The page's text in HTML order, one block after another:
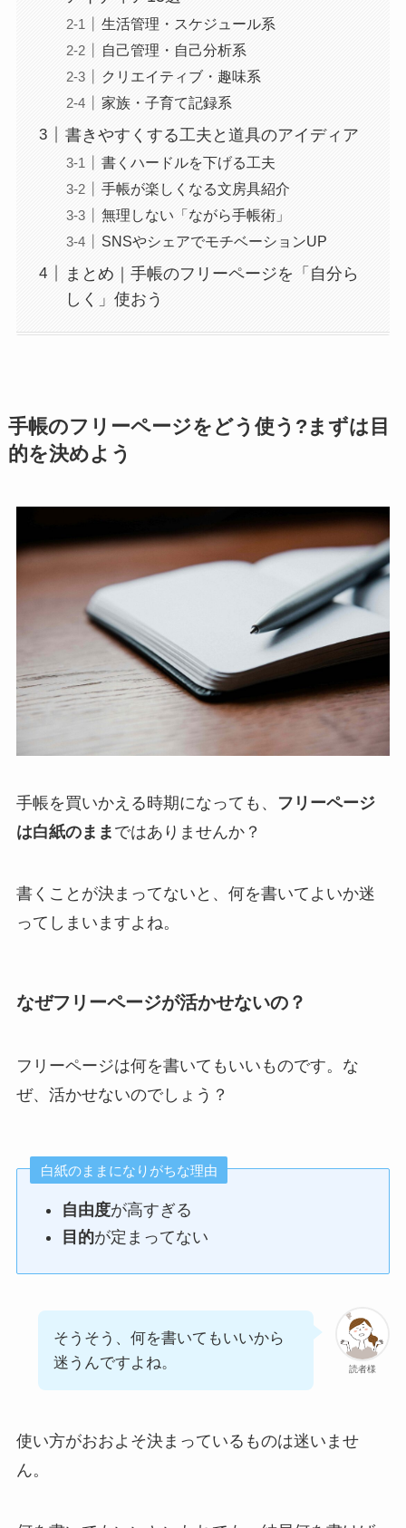
生活管理・スケジュール系
自己管理・自己分析系
クリエイティブ・趣味系
家族・子育て記録系
書きやすくする工夫と道具のアイディア
書くハードルを下げる工夫
手帳が楽しくなる文房具紹介
無理しない「ながら手帳術」
SNSやシェアでモチベーションUP
まとめ｜手帳のフリーページを「自分ら
しく」使おう
手帳のフリーページをどう使う?まずは目
的を決めよう
手帳を買いかえる時期になっても、
フリーページ
は白紙のまま ではありませんか？
書くことが決まってないと、何を書いてよいか迷
ってしまいますよね。
なぜフリーページが活かせないの？
フリーページは何を書いてもいいものです。な
ぜ、活かせないのでしょう？
白紙のままになりがちな理由
自由度が高すぎる
目的が定まってない
読者様
そうそう、何を書いてもいいから
迷うんですよね。
使い方がおおよそ決まっているものは迷いませ
ん。